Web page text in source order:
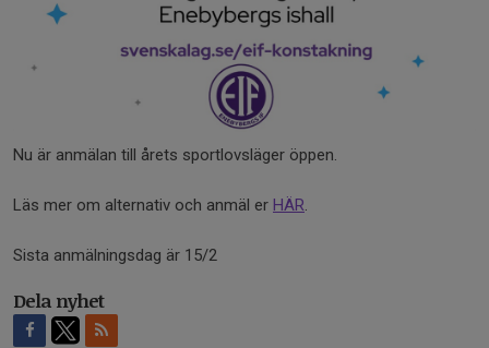
Nu är anmälan till årets sportlovsläger öppen.
Läs mer om alternativ och anmäl er HÄR.
Sista anmälningsdag är 15/2
Dela nyhet